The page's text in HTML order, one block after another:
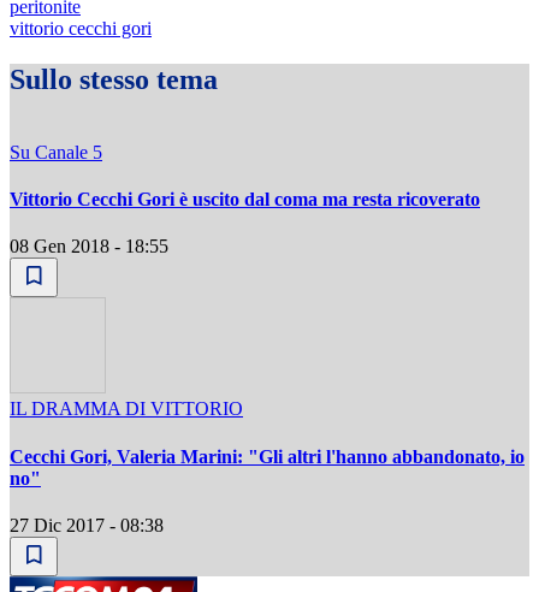
peritonite
vittorio cecchi gori
Sullo stesso tema
Su Canale 5
Vittorio Cecchi Gori è uscito dal coma ma resta ricoverato
08 Gen 2018 - 18:55
IL DRAMMA DI VITTORIO
Cecchi Gori, Valeria Marini: "Gli altri l'hanno abbandonato, io
no"
27 Dic 2017 - 08:38